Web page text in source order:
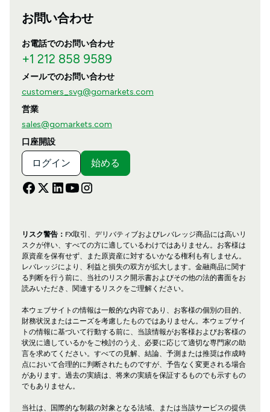
お問い合わせ
お電話でのお問い合わせ
+1 212 858 9589
メールでのお問い合わせ
customers_svg@gomarkets.com
営業
sales@gomarkets.com
口座開設
ログイン 始める
リスク警告： FX取引、デリバティブおよびレバレッジ商品には高いリ
スクが伴い、すべての方に適しているわけではありません。お客様は
原資産を保有せず、また原資産に対するいかなる権利も有しません。
レバレッジにより、利益と損失の双方が拡大します。金融商品に関す
る判断を行う前に、当社のリスク開示書およびその他の法的書面をお
読みいただき、関連するリスクをご理解ください。
本ウェブサイトの情報は一般的な内容であり、お客様の個別の目的、
財務状況またはニーズを考慮したものではありません。本ウェブサイ
トの情報に基づいて行動する前に、当該情報がお客様およびお客様の
状況に適しているかをご検討のうえ、必要に応じて適切な専門家の助
言を求めてください。すべての見解、結論、予測または推奨は作成時
点において合理的に判断されたものですが、予告なく変更される場合
があります。過去の実績は、将来の実績を保証するものでも示すもの
でもありません。
当社は、国際的な制裁の対象となる法域、または当該サービスの提供